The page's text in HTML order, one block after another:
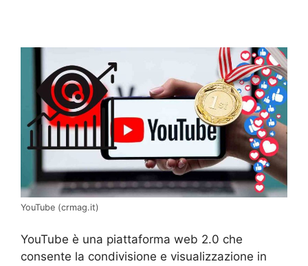
YouTube (crmag.it)
YouTube è una piattaforma web 2.0 che
consente la condivisione e visualizzazione in